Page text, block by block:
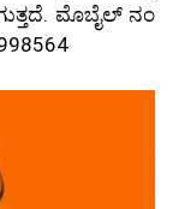
ಮೊಬೈಲ್ ನಂ